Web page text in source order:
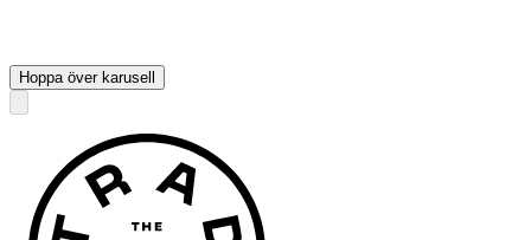
Hoppa över karusell